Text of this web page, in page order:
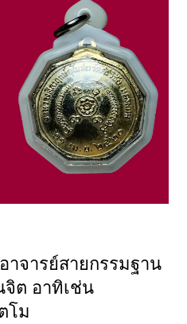
จารย์สายกรรมฐาน
ต อาทิเช่น
โม